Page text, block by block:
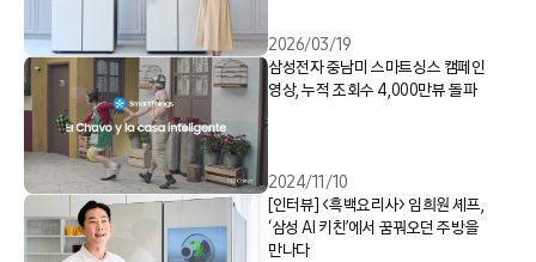
2026/03/19
삼성전자 중남미 스마트싱스 캠페인
영상, 누적 조회수 4,000만뷰 돌파
2024/11/10
[인터뷰] <흑백요리사> 임희원 셰프,
‘삼성 AI 키친’에서 꿈꿔오던 주방을
만나다